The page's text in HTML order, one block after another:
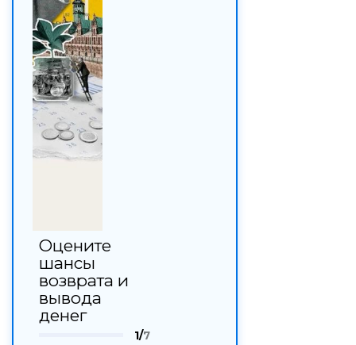
Оцените
шансы
возврата и
вывода
денег
1/7